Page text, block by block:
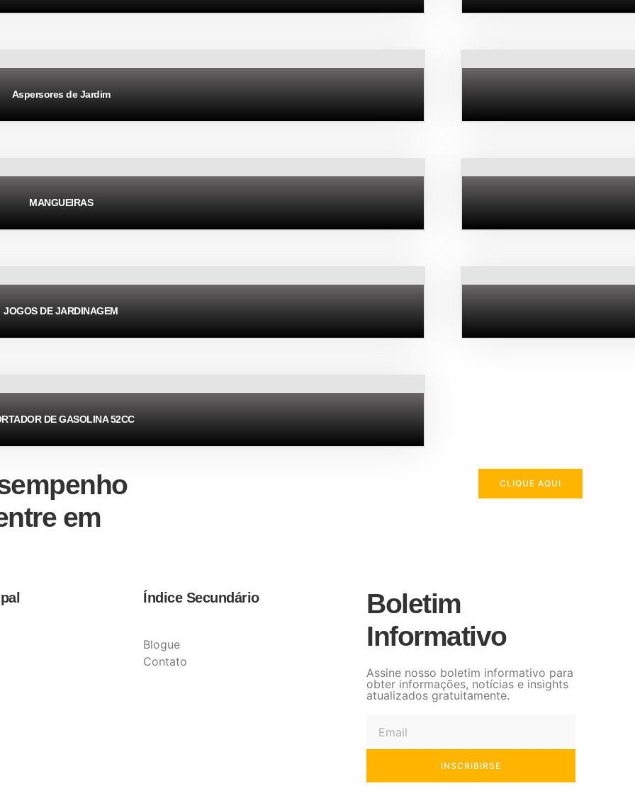
Aspersores de Jardim
MANGUEIRAS
JOGOS DE JARDINAGEM
DE GASOLINA 52CC
em
CLIQUE AQUI
Índice Secundário
Blogue
Contato
Boletim
Informativo
Assine nosso boletim informativo para
obter informações, notícias e insights
atualizados gratuitamente.
INSCRIBIRSE